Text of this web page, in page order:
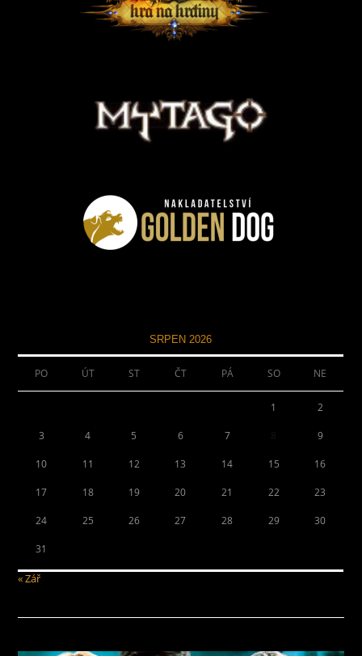
SRPEN 2026
PO ÚT ST ČT PÁ SO NE
1 2
3 4 5 6 7 9
10 11 12 13 14 15 16
17 18 19 20 21 22 23
24 25 26 27 28 29 30
31
« Zář